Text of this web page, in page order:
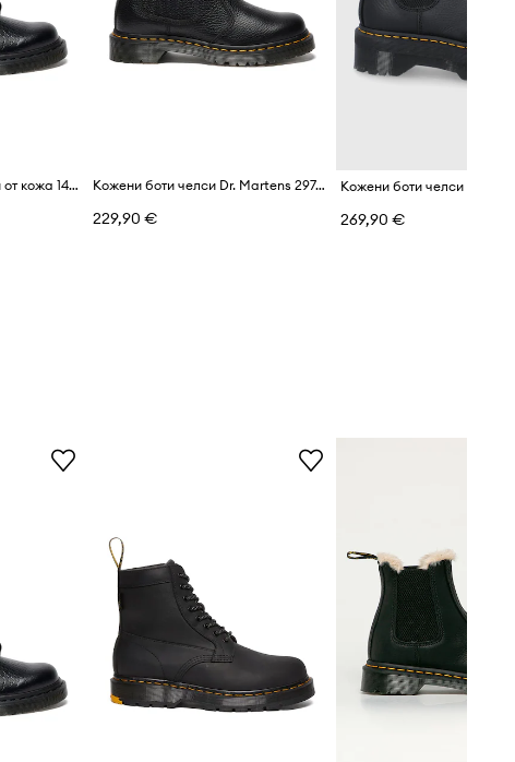
черен
Dr. Martens боти дамски от кожа 1460 Croco Кожени боти челси Dr. Martens 2976 Leonore II
229,90 € 269,90 €